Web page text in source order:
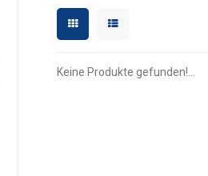
Keine Produkte gefunden!...